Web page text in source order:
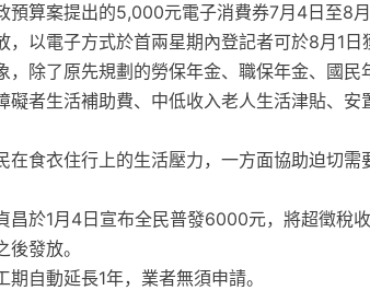
預算案提出的5,000元電子消費券7月4日至8
，以電子方式於首兩星期內登記者可於8月1日
，除了原先規劃的勞保年金、職保年金、國民
礙者生活補助費、中低收入老人生活津貼、安
在食衣住行上的生活壓力，一方面協助迫切需
昌於1月4日宣布全民普發6000元，將超徵稅
發放。
期自動延長1年，業者無須申請。